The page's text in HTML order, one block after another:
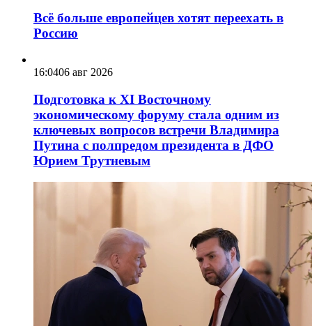
Всё больше европейцев хотят переехать в
Россию
16:0406 авг 2026
Подготовка к XI Восточному
экономическому форуму стала одним из
ключевых вопросов встречи Владимира
Путина с полпредом президента в ДФО
Юрием Трутневым